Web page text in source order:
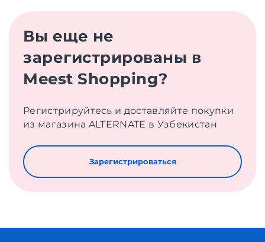
Вы еще не
зарегистрированы в
Meest Shopping?
Регистрируйтесь и доставляйте покупки
из магазина ALTERNATE в Узбекистан
Зарегистрироваться